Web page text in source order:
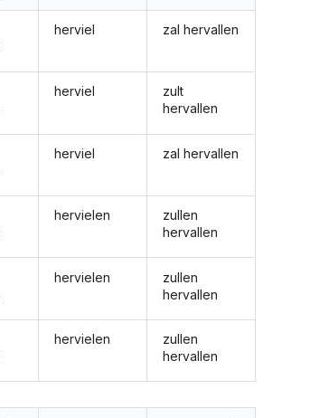
herviel
herviel
herviel
hervielen
hervielen
hervielen
zal hervallen
zult
hervallen
zal hervallen
zullen
hervallen
zullen
hervallen
zullen
hervallen